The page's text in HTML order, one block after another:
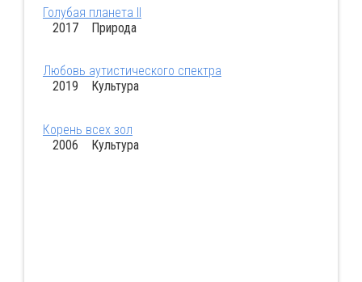
Голубая планета II
2017 Природа
Любовь аутистического спектра
2019 Культура
Корень всех зол
2006 Культура